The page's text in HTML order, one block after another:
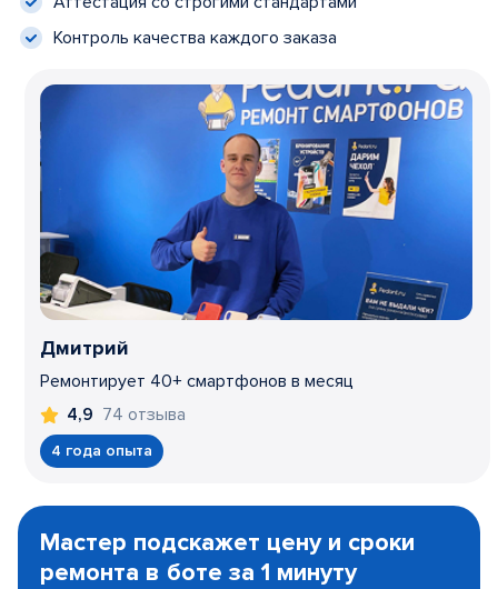
Контроль качества каждого заказа
Дмитрий
Ремонтирует 40+ смартфонов в месяц
4,9 74 отзыва
4 года опыта
1
Мастер подскажет цену и сроки
ремонта в боте за 1 минуту